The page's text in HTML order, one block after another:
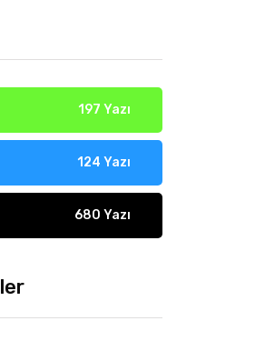
197 Yazı
124 Yazı
680 Yazı